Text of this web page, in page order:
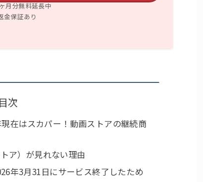
月分無料延長中
金保証あり
目次
在はスカパー！動画ストアの継続商
ア）が見れない理由
年3月31日にサービス終了したため